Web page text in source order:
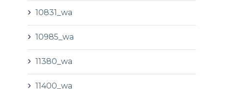
10831_wa
10985_wa
11380_wa
11400_wa